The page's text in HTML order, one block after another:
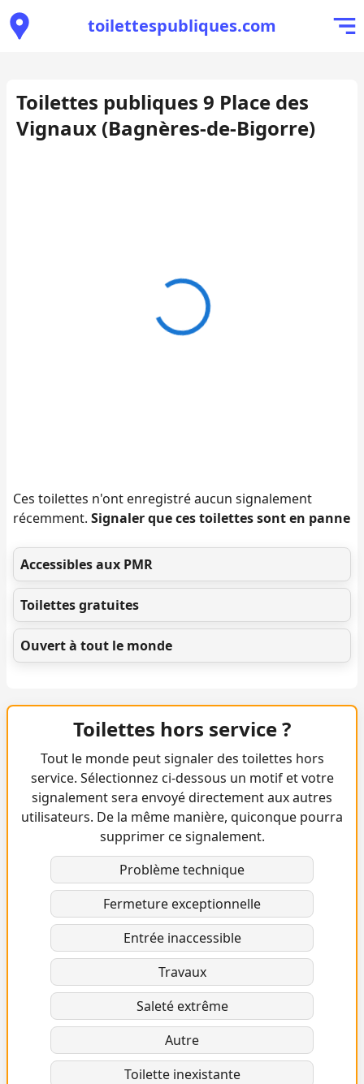
toilettespubliques.com
Toilettes publiques 9 Place des
Vignaux (Bagnères-de-Bigorre)
Ces toilettes n'ont enregistré aucun signalement
récemment. Signaler que ces toilettes sont en panne
Accessibles aux PMR
Toilettes gratuites
Ouvert à tout le monde
Toilettes hors service ?
Tout le monde peut signaler des toilettes hors
service. Sélectionnez ci-dessous un motif et votre
signalement sera envoyé directement aux autres
utilisateurs. De la même manière, quiconque pourra
supprimer ce signalement.
Problème technique
Fermeture exceptionnelle
Entrée inaccessible
Travaux
Saleté extrême
Autre
Toilette inexistante